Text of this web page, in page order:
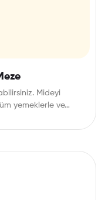
Mideyi
yemeklerle ve…